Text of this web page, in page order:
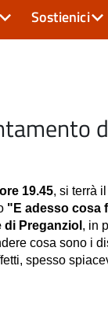
Sostienici
19.45, si terrà
"E adesso cosa
Preganziol , in
cosa sono i
spesso